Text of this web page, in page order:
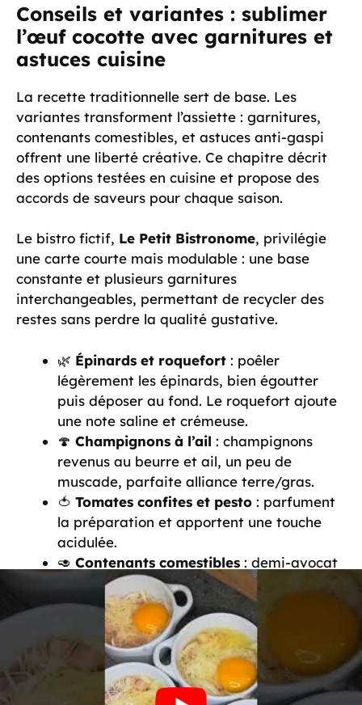
Conseils et variantes : sublimer
l’œuf cocotte avec garnitures et
astuces cuisine
La recette traditionnelle sert de base. Les
variantes transforment l’assiette : garnitures,
contenants comestibles, et astuces anti-gaspi
offrent une liberté créative. Ce chapitre décrit
des options testées en cuisine et propose des
accords de saveurs pour chaque saison.
Le bistro fictif, Le Petit Bistronome, privilégie
une carte courte mais modulable : une base
constante et plusieurs garnitures
interchangeables, permettant de recycler des
restes sans perdre la qualité gustative.
🌿 Épinards et roquefort : poêler
légèrement les épinards, bien égoutter
puis déposer au fond. Le roquefort ajoute
une note saline et crémeuse.
🍄 Champignons à l’ail : champignons
revenus au beurre et ail, un peu de
muscade, parfaite alliance terre/gras.
🍅 Tomates confites et pesto : parfument
la préparation et apportent une touche
acidulée.
🥑 Contenants comestibles : demi-avocat
évidé, tortilla en coque, ou tranche de
jambon servie en contenant comestible
pour apporter croustillant et praticité.
🐟Saumon fumé et citron : apporter de
la fraîcheur, une option idéale pour un
brunch ou une entrée festive.